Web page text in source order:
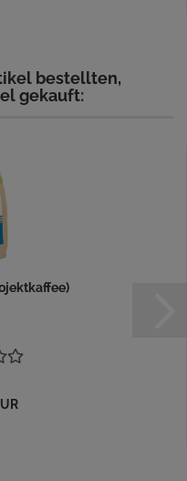
bestellten,
gekauft: